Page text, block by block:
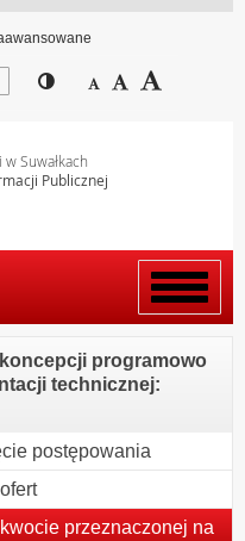
Szukaj Przełącz pomiędzy
Zmniejsz
Domyślny
Suwałkach
Publicznej
Włącz
menu
programowo
technicznej:
postępowania
przeznaczonej na